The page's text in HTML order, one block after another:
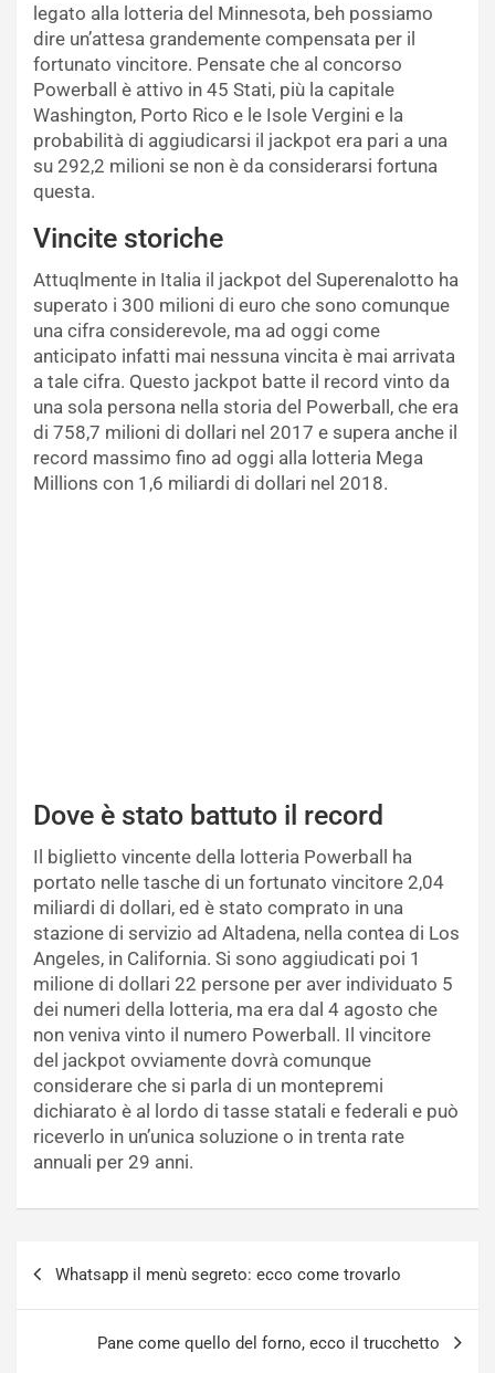
legato alla lotteria del Minnesota, beh possiamo
dire un’attesa grandemente compensata per il
fortunato vincitore. Pensate che al concorso
Powerball è attivo in 45 Stati, più la capitale
Washington, Porto Rico e le Isole Vergini e la
probabilità di aggiudicarsi il jackpot era pari a una
su 292,2 milioni se non è da considerarsi fortuna
questa.
Vincite storiche
Attuqlmente in Italia il jackpot del Superenalotto ha
superato i 300 milioni di euro che sono comunque
una cifra considerevole, ma ad oggi come
anticipato infatti mai nessuna vincita è mai arrivata
a tale cifra. Questo jackpot batte il record vinto da
una sola persona nella storia del Powerball, che era
di 758,7 milioni di dollari nel 2017 e supera anche il
record massimo fino ad oggi alla lotteria Mega
Millions con 1,6 miliardi di dollari nel 2018.
Dove è stato battuto il record
Il biglietto vincente della lotteria Powerball ha
portato nelle tasche di un fortunato vincitore 2,04
miliardi di dollari, ed è stato comprato in una
stazione di servizio ad Altadena, nella contea di Los
Angeles, in California. Si sono aggiudicati poi 1
milione di dollari 22 persone per aver individuato 5
dei numeri della lotteria, ma era dal 4 agosto che
non veniva vinto il numero Powerball. Il vincitore
del jackpot ovviamente dovrà comunque
considerare che si parla di un montepremi
dichiarato è al lordo di tasse statali e federali e può
riceverlo in un’unica soluzione o in trenta rate
annuali per 29 anni.
Whatsapp il menù segreto: ecco come trovarlo
Pane come quello del forno, ecco il trucchetto